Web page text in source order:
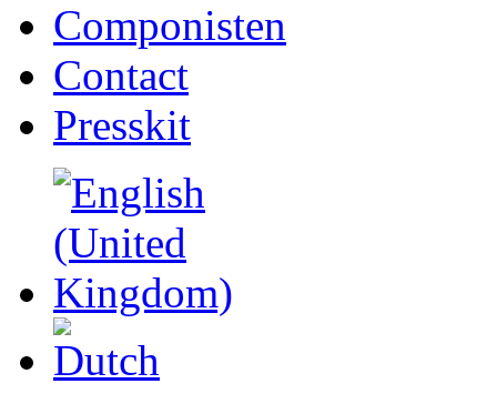
Componisten
Contact
Presskit